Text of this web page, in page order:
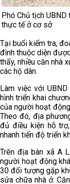
Phó Chủ tịch
thực tế ở cơ sở
Tại buổi kiểm tra,
đình thuộc diện
thấy, nhiều căn nhà
các hộ dân.
Làm việc với
hình triển khai
của người hoạt
Theo đó, địa
đủ điều kiện hỗ
nhanh tiến độ triển
Trên địa bàn xã A
người hoạt động
30 đối tượng gặp
sửa chữa nhà ở.